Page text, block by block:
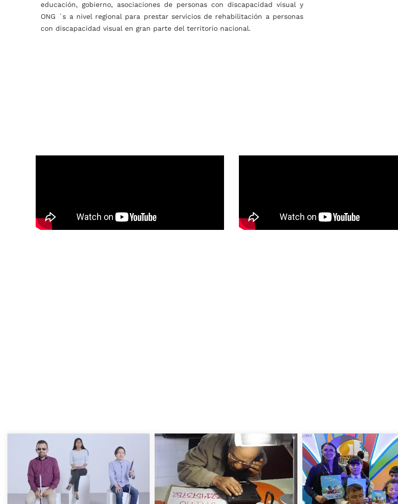
educación, gobierno, asociaciones de personas con discapacidad visual y
ONG ´s a nivel regional para prestar servicios de rehabilitación a personas
con discapacidad visual en gran parte del territorio nacional.